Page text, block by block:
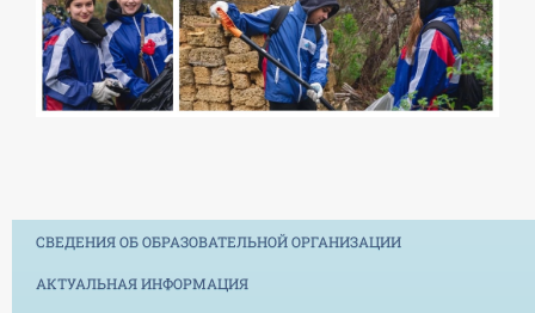
СВЕДЕНИЯ ОБ ОБРАЗОВАТЕЛЬНОЙ ОРГАНИЗАЦИИ
АКТУАЛЬНАЯ ИНФОРМАЦИЯ